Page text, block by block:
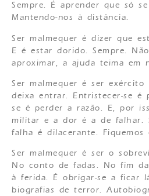
Sempre. É aprender que só
Mantendo-nos à distância.
Ser malmequer é dizer que
E é estar dorido. Sempre.
aproximar, a ajuda teima em
Ser malmequer é ser exército
deixa entrar. Entristecer-se é
se é perder a razão. E, por
militar e a dor é a de falhar.
falha é dilacerante. Fiquemos
Ser malmequer é ser o
No conto de fadas. No fim
à ferida. É obrigar-se a ficar
biografias de terror.